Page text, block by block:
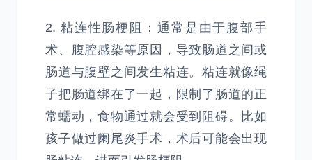
2. 粘连性肠梗阻：通常是由于腹部手
术、腹腔感染等原因，导致肠道之间或
肠道与腹壁之间发生粘连。粘连就像绳
子把肠道绑在了一起，限制了肠道的正
常蠕动，食物通过就会受到阻碍。比如
孩子做过阑尾炎手术，术后可能会出现